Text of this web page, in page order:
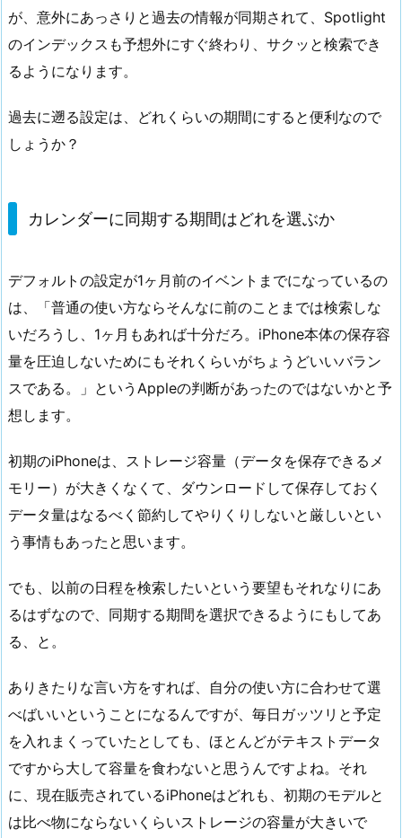
が、意外にあっさりと過去の情報が同期されて、Spotlight
のインデックスも予想外にすぐ終わり、サクッと検索でき
るようになります。
過去に遡る設定は、どれくらいの期間にすると便利なので
しょうか？
カレンダーに同期する期間はどれを選ぶか
デフォルトの設定が1ヶ月前のイベントまでになっているの
は、「普通の使い方ならそんなに前のことまでは検索しな
いだろうし、1ヶ月もあれば十分だろ。iPhone本体の保存容
量を圧迫しないためにもそれくらいがちょうどいいバラン
スである。」というAppleの判断があったのではないかと予
想します。
初期のiPhoneは、ストレージ容量（データを保存できるメ
モリー）が大きくなくて、ダウンロードして保存しておく
データ量はなるべく節約してやりくりしないと厳しいとい
う事情もあったと思います。
でも、以前の日程を検索したいという要望もそれなりにあ
るはずなので、同期する期間を選択できるようにもしてあ
る、と。
ありきたりな言い方をすれば、自分の使い方に合わせて選
べばいいということになるんですが、毎日ガッツリと予定
を入れまくっていたとしても、ほとんどがテキストデータ
ですから大して容量を食わないと思うんですよね。それ
に、現在販売されているiPhoneはどれも、初期のモデルと
は比べ物にならないくらいストレージの容量が大きいで